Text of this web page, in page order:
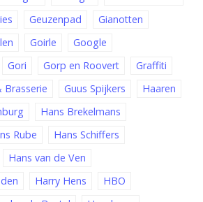
Geuzenpad
Gianotten
Goirle
Google
Gori Gorp en Roovert
Graffiti
Brasserie
Guus Spijkers
Haaren
Hans Brekelmans
Rube
Hans Schiffers
Hans van de Ven
Harry Hens
HBO